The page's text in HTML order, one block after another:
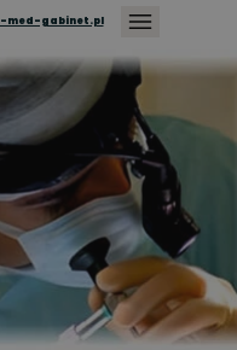
med-gabinet.pl